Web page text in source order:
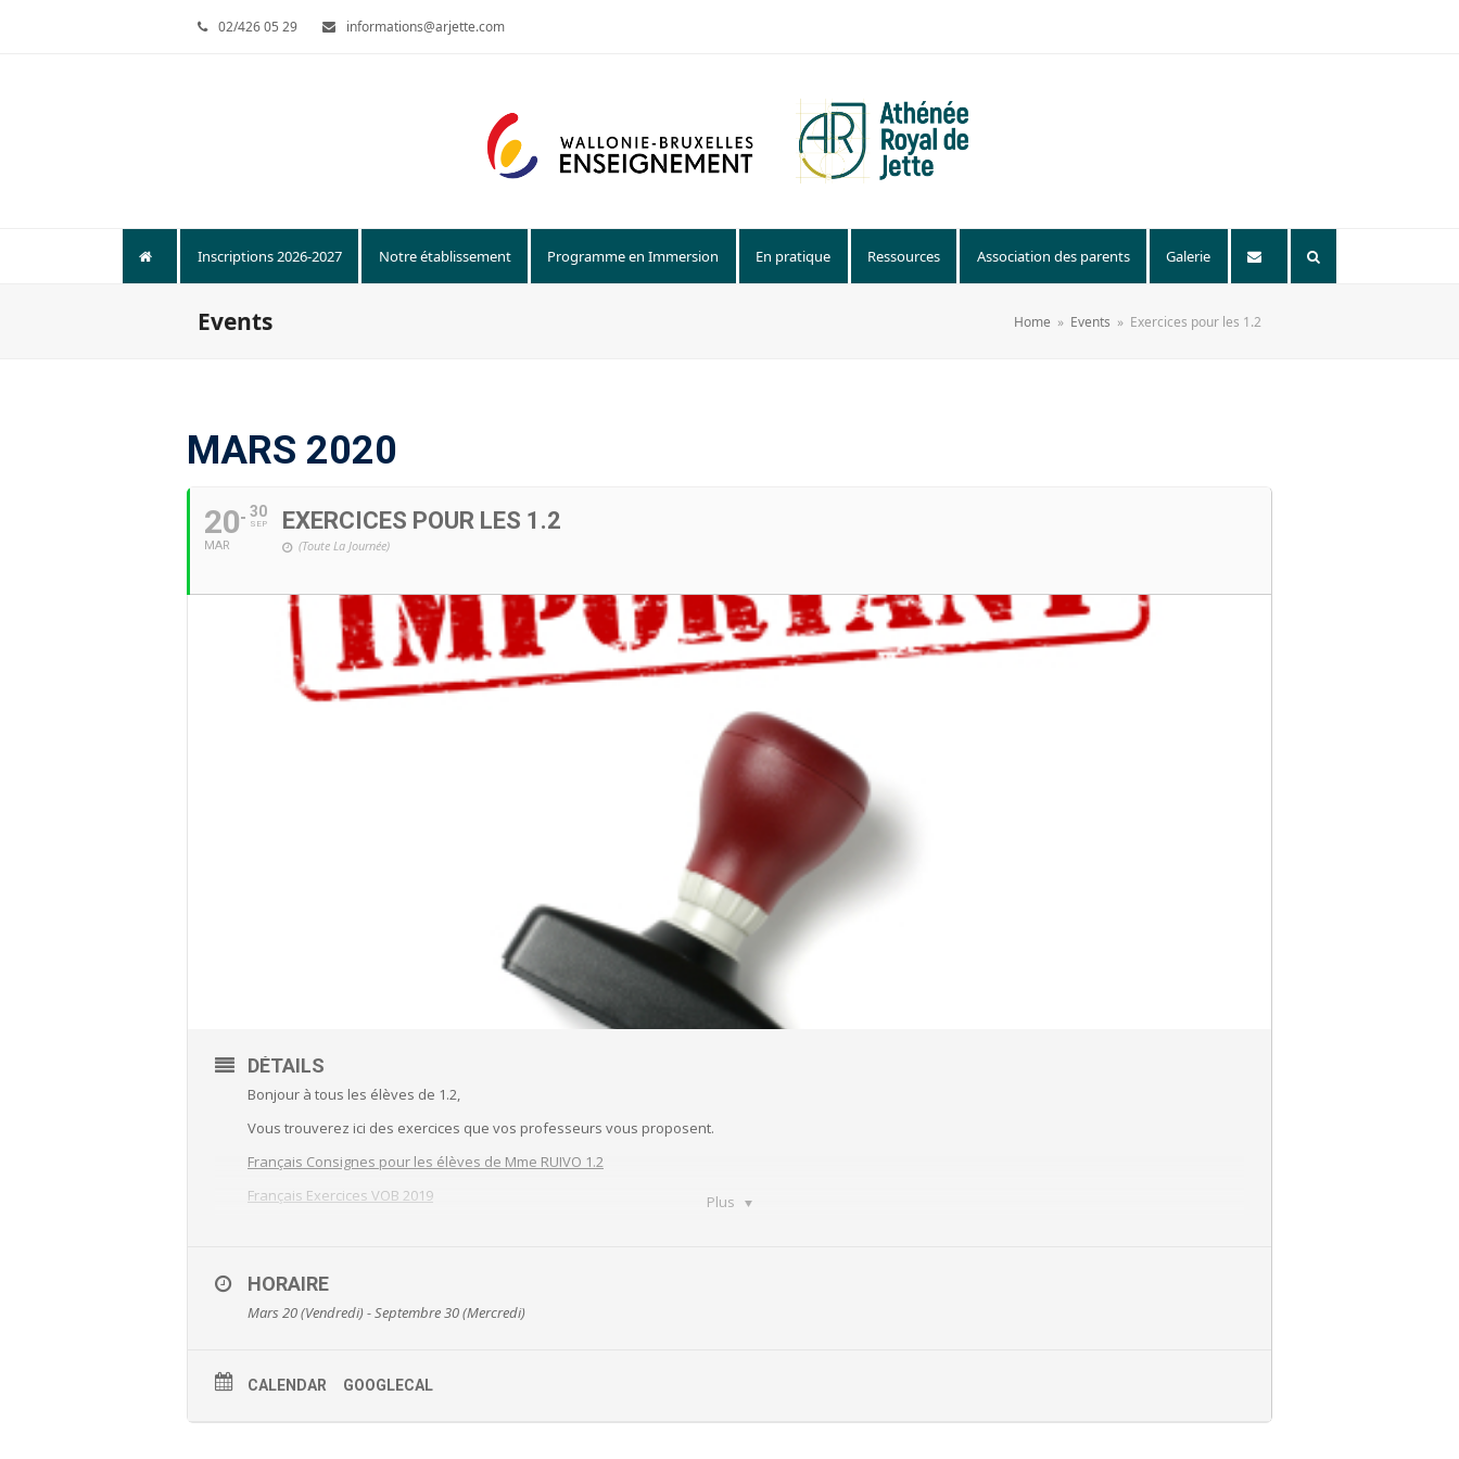
02/426 05 29 informations@arjette.com
Inscriptions 2026-2027 Notre établissement Programme en Immersion En pratique Ressources Association des parents Galerie
Events Home » Events » Exercices pour les 1.2
MARS 2020
20
MAR
30
SEP EXERCICES POUR LES 1.2
(Toute La Journée)
Plus
DÉTAILS
Bonjour à tous les élèves de 1.2,
Vous trouverez ici des exercices que vos professeurs vous proposent.
Français Consignes pour les élèves de Mme RUIVO 1.2
Français Exercices VOB 2019
Mathématique Lettre aux élèves Fredj
Mathématique Chap8 Les rationnels CORRECTIF
HORAIRE
Mars 20 (Vendredi) - Septembre 30 (Mercredi)
CALENDAR GOOGLECAL